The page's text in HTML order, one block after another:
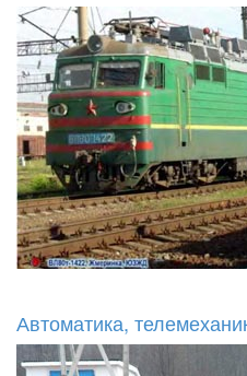
Автоматика,